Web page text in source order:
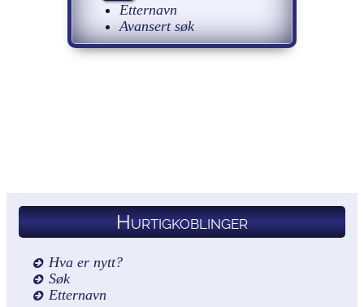
Etternavn
Avansert søk
Hurtigkoblinger
Hva er nytt?
Søk
Etternavn